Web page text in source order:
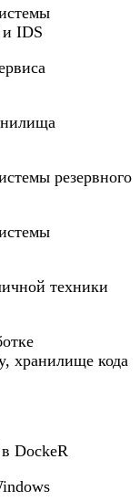
IDS
резервного
техники
хранилище кода
DockeR